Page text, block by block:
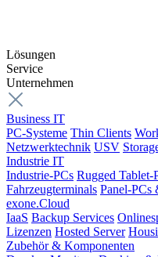
Lösungen
Service
Unternehmen
Business IT
PC-Systeme Thin Clients
Netzwerktechnik USV
Industrie IT
Industrie-PCs Rugged Tablet-
Fahrzeugterminals Panel-PCs
exone.Cloud
IaaS Backup Services
Lizenzen Hosted Server
Zubehör & Komponenten